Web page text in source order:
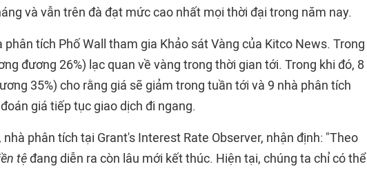
và vẫn trên đà đạt mức cao nhất mọi thời đại trong năm nay.
phân tích Phố Wall tham gia Khảo sát Vàng của Kitco News. Trong
đương 26%) lạc quan về vàng trong thời gian tới. Trong khi đó, 8
35%) cho rằng giá sẽ giảm trong tuần tới và 9 nhà phân tích
giá tiếp tục giao dịch đi ngang.
phân tích tại Grant's Interest Rate Observer, nhận định: "Theo
tệđang diễn ra còn lâu mới kết thúc. Hiện tại, chúng ta chỉ có thể